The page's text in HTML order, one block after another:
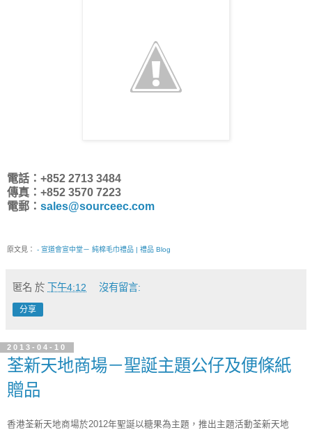
電話：+852 2713 3484
傳真：+852 3570 7223
電郵： sales@sourceec.com
原文見： - 宣道會宣中堂－ 純棉毛巾禮品 | 禮品 Blog
匿名 於 下午4:12 沒有留言:
分享
2013-04-10
荃新天地商場－聖誕主題公仔及便條紙
贈品
香港荃新天地商場於2012年聖誕以糖果為主題，推出主題活動荃新天地